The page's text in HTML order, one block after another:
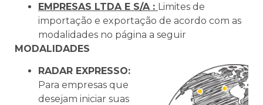
EMPRESAS LTDA E S/A : Limites de
importação e exportação de acordo com as
modalidades no página a seguir
MODALIDADES
RADAR EXPRESSO:
Para empresas que
desejam iniciar suas